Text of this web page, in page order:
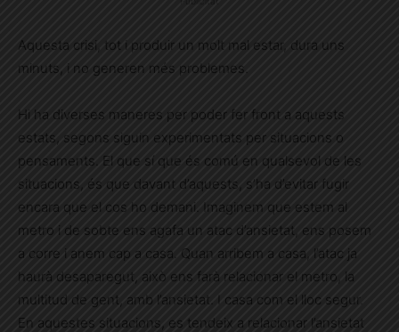
Aquesta crisi, tot i produir un molt mal estar, dura uns
minuts, i no generen més problemes.
Hi ha diverses maneres per poder fer front a aquests
estats, segons siguin experimentats per situacions o
pensaments. El que sí que és comú en qualsevol de les
situacions, és que davant d’aquests, s’ha d’evitar fugir
encara que el cos ho demani. Imaginem que estem al
metro i de sobte ens agafa un atac d’ansietat, ens posem
a corre i anem cap a casa. Quan arribem a casa, l’atac ja
haurà desaparegut, això ens farà relacionar el metro, la
multitud de gent, amb l’ansietat. I casa com el lloc segur.
En aquestes situacions, es tendeix a relacionar l’ansietat